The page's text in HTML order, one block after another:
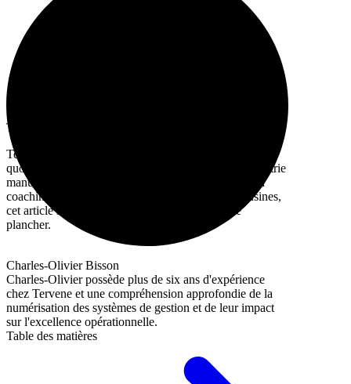
Tervene Québec
Tervene développe des logiciels pour la gestion
quotidienne et l'excellence opérationnelle dans l'industrie
manufacturière. Avec plus de 10 ans d'expérience en
coaching et en implantation dans des centaines d'usines,
cet article s'appuie sur ce qui a fonctionné sur le
plancher.
Charles-Olivier Bisson
Charles-Olivier possède plus de six ans d'expérience
chez Tervene et une compréhension approfondie de la
numérisation des systèmes de gestion et de leur impact
sur l'excellence opérationnelle.
Table des matières